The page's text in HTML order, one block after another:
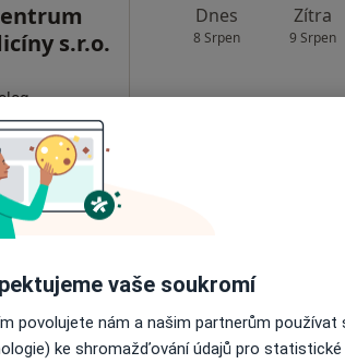
s.r.o.
s.r.o.
Dnes
8 Srpen
Zítra
9 Srpen
Chirurg·
Dnes
8 Srpen 9 Srpen
vaše soukromí
povolujete nám a našim partnerům používat
ke shromažďování údajů pro